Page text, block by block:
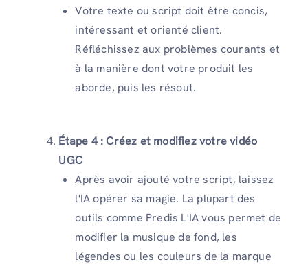
Votre texte ou script doit être concis,
intéressant et orienté client.
Réfléchissez aux problèmes courants et
à la manière dont votre produit les
aborde, puis les résout.
Étape 4 : Créez et modifiez votre vidéo
UGC
Après avoir ajouté votre script, laissez
l'IA opérer sa magie. La plupart des
outils comme Predis L'IA vous permet de
modifier la musique de fond, les
légendes ou les couleurs de la marque